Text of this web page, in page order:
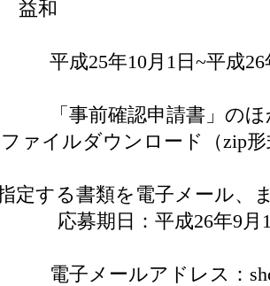
益和
成25年10月1日~平成26
事前確認申請書」のほか
ァイルダウンロード（zip
定する書類を電子メール、
平成26年9月13日
メールアドレス：